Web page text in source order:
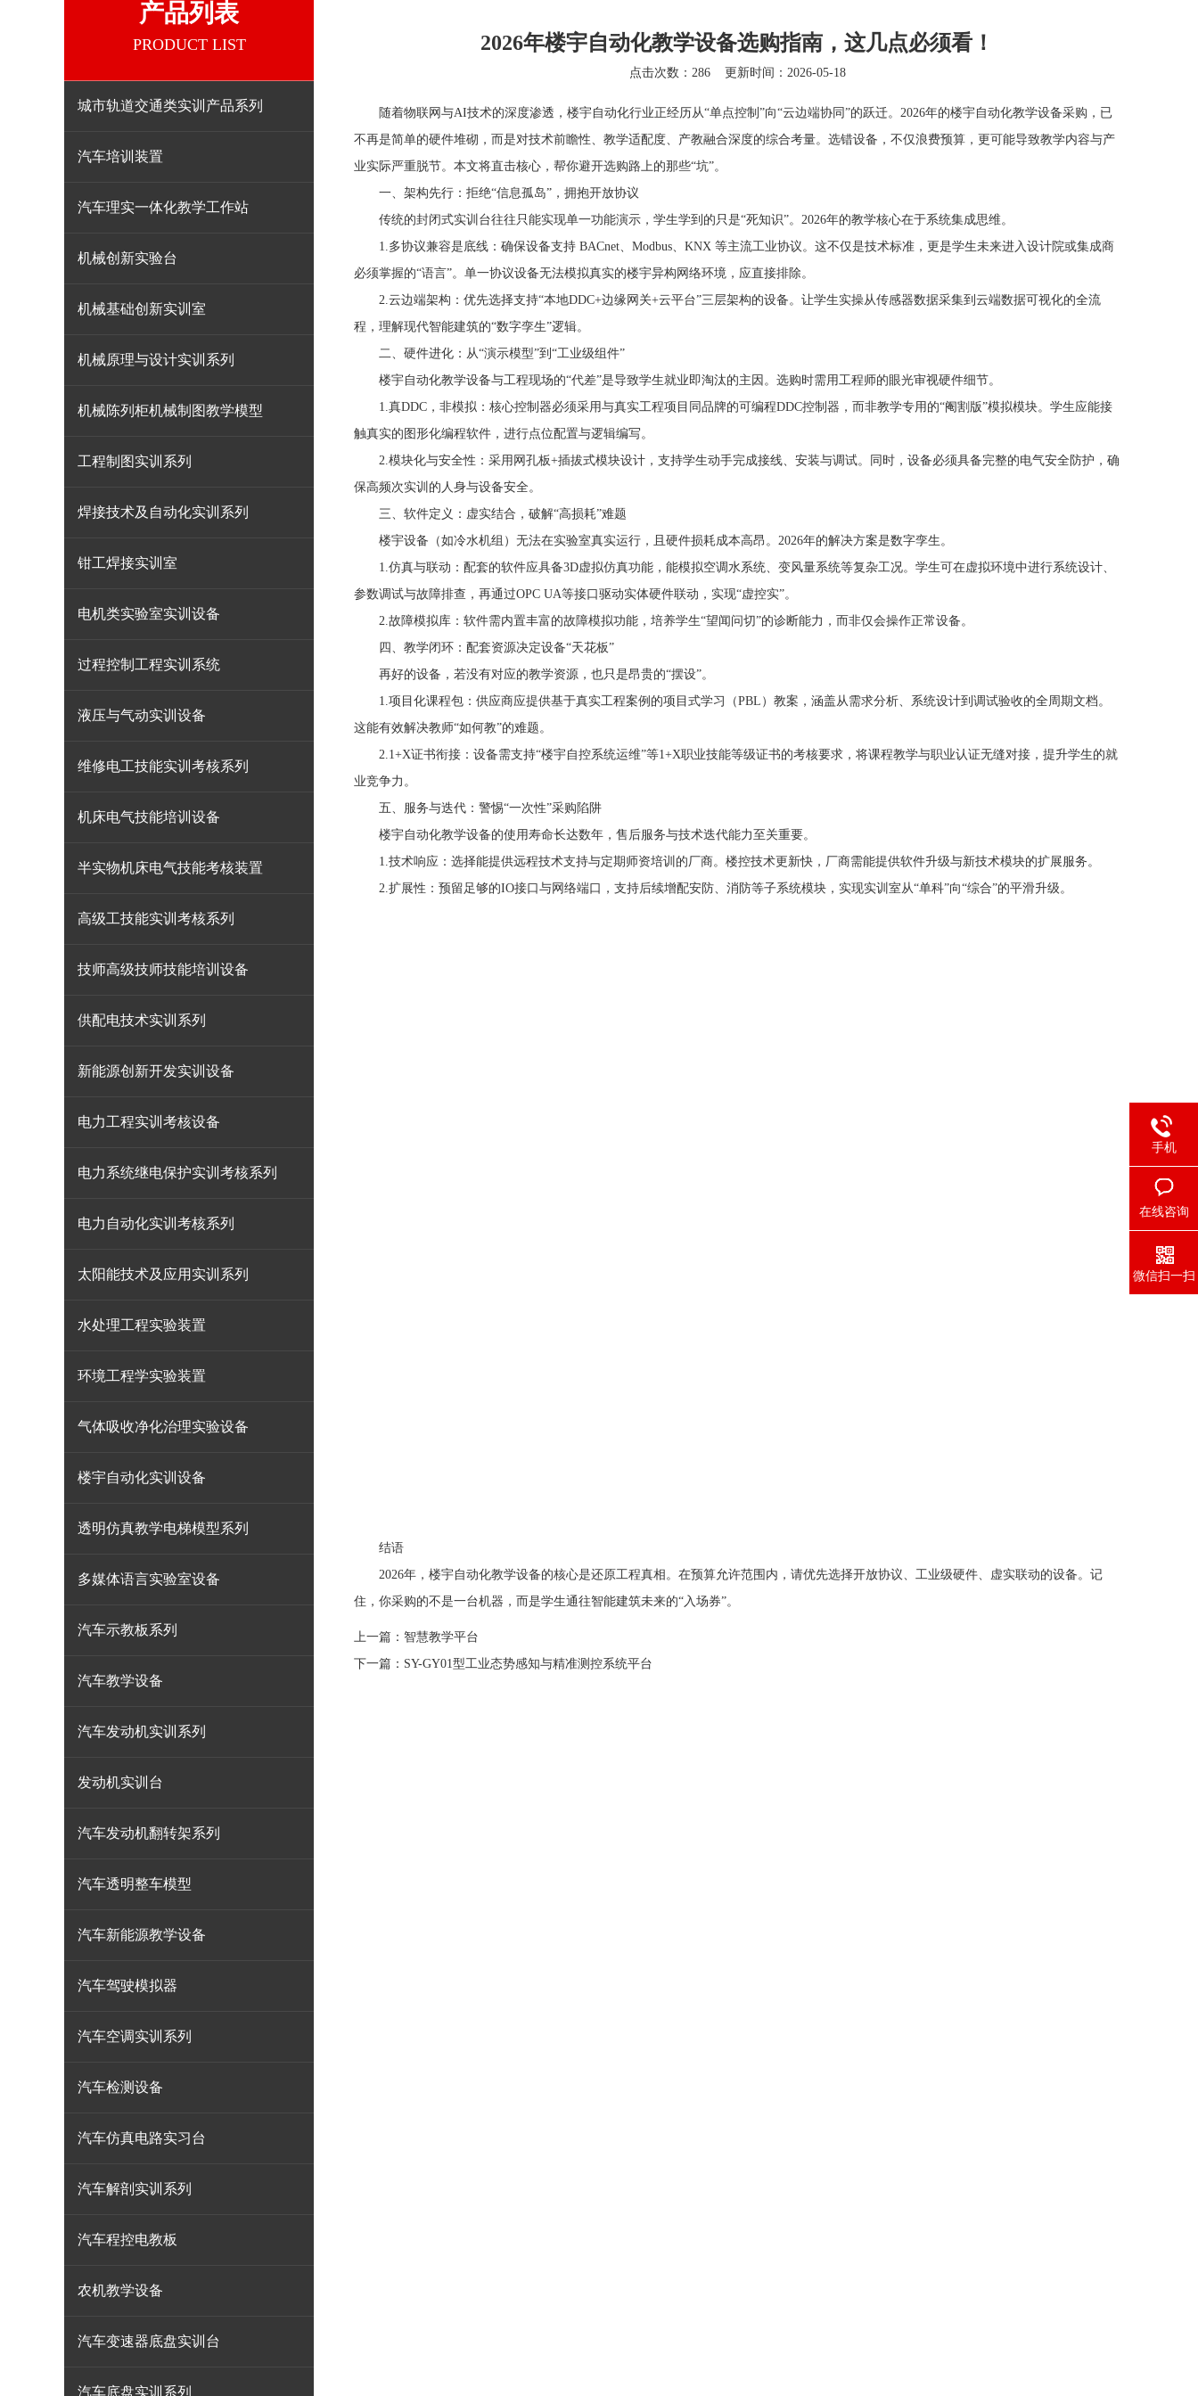
产品列表
PRODUCT LIST
城市轨道交通类实训产品系列
汽车培训装置
汽车理实一体化教学工作站
机械创新实验台
机械基础创新实训室
机械原理与设计实训系列
机械陈列柜机械制图教学模型
工程制图实训系列
焊接技术及自动化实训系列
钳工焊接实训室
电机类实验室实训设备
过程控制工程实训系统
液压与气动实训设备
维修电工技能实训考核系列
机床电气技能培训设备
半实物机床电气技能考核装置
高级工技能实训考核系列
技师高级技师技能培训设备
供配电技术实训系列
新能源创新开发实训设备
电力工程实训考核设备
电力系统继电保护实训考核系列
电力自动化实训考核系列
太阳能技术及应用实训系列
水处理工程实验装置
环境工程学实验装置
气体吸收净化治理实验设备
楼宇自动化实训设备
透明仿真教学电梯模型系列
多媒体语言实验室设备
汽车示教板系列
汽车教学设备
汽车发动机实训系列
发动机实训台
汽车发动机翻转架系列
汽车透明整车模型
汽车新能源教学设备
汽车驾驶模拟器
汽车空调实训系列
汽车检测设备
汽车仿真电路实习台
汽车解剖实训系列
汽车程控电教板
农机教学设备
汽车变速器底盘实训台
汽车底盘实训系列
2026年楼宇自动化教学设备选购指南，这几点必须看！
点击次数：286 更新时间：2026-05-18
随着物联网与AI技术的深度渗透，楼宇自动化行业正经历从“单点控制”向“云边端协同”的跃迁。 2026年的楼宇自动化教学设备采购，已
不再是简单的硬件堆砌，而是对技术前瞻性、教学适配度、产教融合深度的综合考量。 选错设备，不仅浪费预算，更可能导致教学内容与产
业实际严重脱节。本文将直击核心，帮你避开选购路上的那些“坑”。
一、架构先行：拒绝“信息孤岛”，拥抱开放协议
传统的封闭式实训台往往只能实现单一功能演示，学生学到的只是“死知识”。2026年的教学核心在于系统集成思维。
1.多协议兼容是底线：确保设备支持 BACnet、Modbus、KNX 等主流工业协议。这不仅是技术标准，更是学生未来进入设计院或集成商
必须掌握的“语言”。单一协议设备无法模拟真实的楼宇异构网络环境，应直接排除。
2.云边端架构：优先选择支持“本地DDC+边缘网关+云平台”三层架构的设备。让学生实操从传感器数据采集到云端数据可视化的全流
程，理解现代智能建筑的“数字孪生”逻辑。
二、硬件进化：从“演示模型”到“工业级组件”
楼宇自动化教学设备与工程现场的“代差”是导致学生就业即淘汰的主因。选购时需用工程师的眼光审视硬件细节。
1.真DDC，非模拟：核心控制器必须采用与真实工程项目同品牌的可编程DDC控制器，而非教学专用的“阉割版”模拟模块。学生应能接
触真实的图形化编程软件，进行点位配置与逻辑编写。
2.模块化与安全性：采用网孔板+插拔式模块设计，支持学生动手完成接线、安装与调试。同时，设备必须具备完整的电气安全防护，确
保高频次实训的人身与设备安全。
三、软件定义：虚实结合，破解“高损耗”难题
楼宇设备（如冷水机组）无法在实验室真实运行，且硬件损耗成本高昂。2026年的解决方案是数字孪生。
1.仿真与联动：配套的软件应具备3D虚拟仿真功能，能模拟空调水系统、变风量系统等复杂工况。学生可在虚拟环境中进行系统设计、
参数调试与故障排查，再通过OPC UA等接口驱动实体硬件联动，实现“虚控实”。
2.故障模拟库：软件需内置丰富的故障模拟功能，培养学生“望闻问切”的诊断能力，而非仅会操作正常设备。
四、教学闭环：配套资源决定设备“天花板”
再好的设备，若没有对应的教学资源，也只是昂贵的“摆设”。
1.项目化课程包：供应商应提供基于真实工程案例的项目式学习（PBL）教案，涵盖从需求分析、系统设计到调试验收的全周期文档。
这能有效解决教师“如何教”的难题。
2.1+X证书衔接：设备需支持“楼宇自控系统运维”等1+X职业技能等级证书的考核要求，将课程教学与职业认证无缝对接，提升学生的就
业竞争力。
五、服务与迭代：警惕“一次性”采购陷阱
楼宇自动化教学设备的使用寿命长达数年，售后服务与技术迭代能力至关重要。
1.技术响应：选择能提供远程技术支持与定期师资培训的厂商。楼控技术更新快，厂商需能提供软件升级与新技术模块的扩展服务。
2.扩展性：预留足够的IO接口与网络端口，支持后续增配安防、消防等子系统模块，实现实训室从“单科”向“综合”的平滑升级。
结语
2026年，楼宇自动化教学设备的核心是还原工程真相。在预算允许范围内，请优先选择开放协议、工业级硬件、虚实联动的设备。记
住，你采购的不是一台机器，而是学生通往智能建筑未来的“入场券”。
上一篇： 智慧教学平台
下一篇： SY-GY01型工业态势感知与精准测控系统平台
手机
在线咨询
微信扫一扫